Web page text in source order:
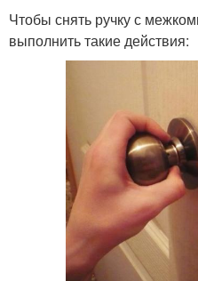
Чтобы снять ручку с
выполнить такие действия: